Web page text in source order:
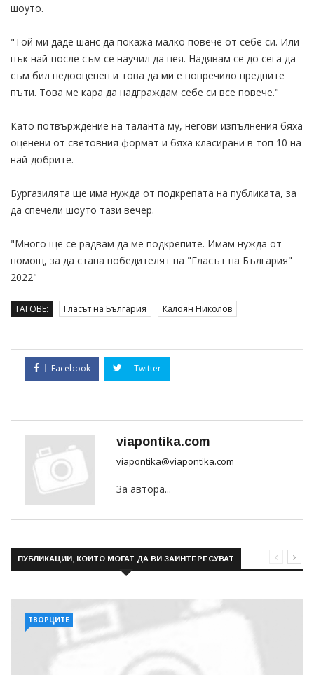
шоуто.
"Той ми даде шанс да покажа малко повече от себе си. Или
пък най-после съм се научил да пея. Надявам се до сега да
съм бил недооценен и това да ми е попречило предните
пъти. Това ме кара да надграждам себе си все повече."
Като потвърждение на таланта му, негови изпълнения бяха
оценени от световния формат и бяха класирани в топ 10 на
най-добрите.
Бургазилята ще има нужда от подкрепата на публиката, за
да спечели шоуто тази вечер.
"Много ще се радвам да ме подкрепите. Имам нужда от
помощ, за да стана победителят на "Гласът на България"
2022"
ТАГОВЕ: Гласът на България Калоян Николов
Facebook Twitter
viapontika.com
viapontika@viapontika.com
За автора...
ПУБЛИКАЦИИ, КОИТО МОГАТ ДА ВИ ЗАИНТЕРЕСУВАТ
ТВОРЦИТЕ